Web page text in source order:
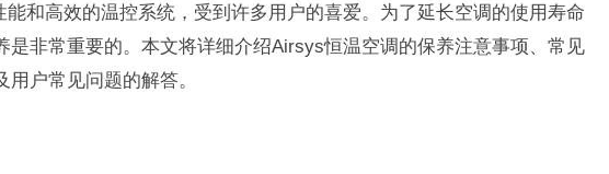
和高效的温控系统，受到许多用户的喜爱。为了延长空调的使用寿命
是非常重要的。本文将详细介绍Airsys恒温空调的保养注意事项、常见
户常见问题的解答。